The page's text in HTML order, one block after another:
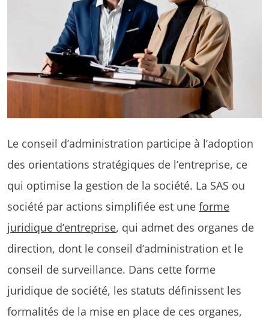
Le conseil d’administration participe à l’adoption
des orientations stratégiques de l’entreprise, ce
qui optimise la gestion de la société. La SAS ou
société par actions simplifiée est une forme
juridique d’entreprise, qui admet des organes de
direction, dont le conseil d’administration et le
conseil de surveillance. Dans cette forme
juridique de société, les statuts définissent les
formalités de la mise en place de ces organes,